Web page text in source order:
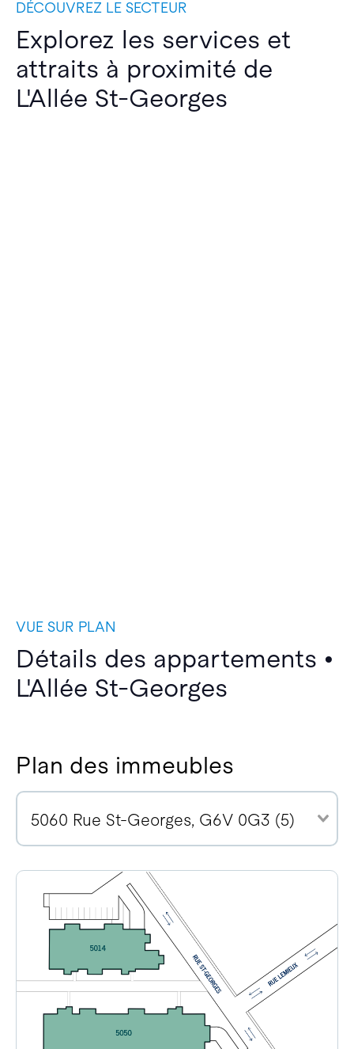
DÉCOUVREZ LE SECTEUR
Explorez les services et
attraits à proximité de
L'Allée St-Georges
VUE SUR PLAN
Détails des appartements •
L'Allée St-Georges
Plan des immeubles
5060 Rue St-Georges, G6V 0G3 (5)